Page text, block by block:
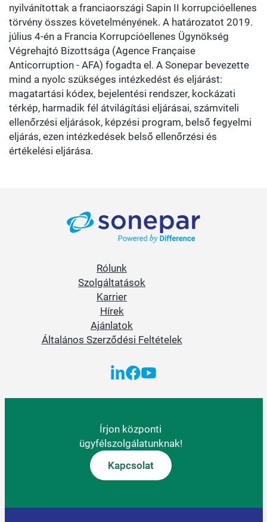
nyilvánítottak a franciaországi Sapin II korrupcióellenes
törvény összes követelményének. A határozatot 2019.
július 4-én a Francia Korrupcióellenes Ügynökség
Végrehajtó Bizottsága (Agence Française
Anticorruption - AFA) fogadta el. A Sonepar bevezette
mind a nyolc szükséges intézkedést és eljárást:
magatartási kódex, bejelentési rendszer, kockázati
térkép, harmadik fél átvilágítási eljárásai, számviteli
ellenőrzési eljárások, képzési program, belső fegyelmi
eljárás, ezen intézkedések belső ellenőrzési és
értékelési eljárása.
Rólunk
Szolgáltatások
Karrier
Hírek
Ajánlatok
Általános Szerződési Feltételek
Írjon központi
ügyfélszolgálatunknak!
Kapcsolat